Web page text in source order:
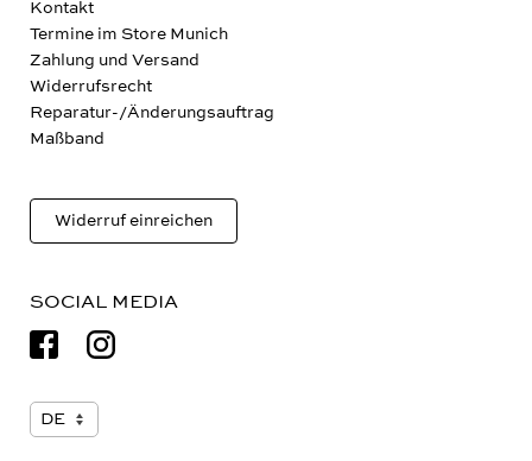
Kontakt
Termine im Store Munich
Zahlung und Versand
Widerrufsrecht
Reparatur-/Änderungsauftrag
Maßband
Widerruf einreichen
SOCIAL MEDIA